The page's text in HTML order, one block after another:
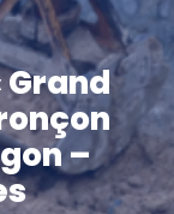
Grand
–